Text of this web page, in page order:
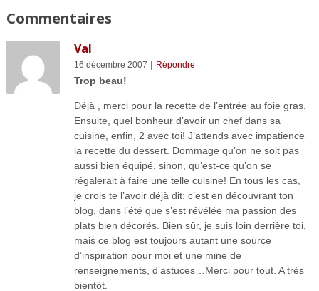
Commentaires
Val
16 décembre 2007 | Répondre
Trop beau!
Déjà , merci pour la recette de l’entrée au foie gras.
Ensuite, quel bonheur d’avoir un chef dans sa
cuisine, enfin, 2 avec toi! J’attends avec impatience
la recette du dessert. Dommage qu’on ne soit pas
aussi bien équipé, sinon, qu’est-ce qu’on se
régalerait à faire une telle cuisine! En tous les cas,
je crois te l’avoir déjà dit: c’est en découvrant ton
blog, dans l’été que s’est révélée ma passion des
plats bien décorés. Bien sûr, je suis loin derrière toi,
mais ce blog est toujours autant une source
d’inspiration pour moi et une mine de
renseignements, d’astuces…Merci pour tout. A très
bientôt.